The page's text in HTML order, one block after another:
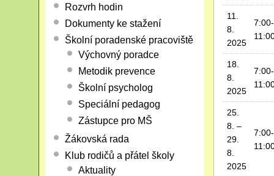
11.
8.
2025
7:00-
18.
8.
2025
7:00-
25.
8. –
29.
8.
2025
7:00-
Rozvrh hodin
Dokumenty ke stažení
Školní poradenské pracoviště
Výchovný poradce
Metodik prevence
Školní psycholog
Speciální pedagog
Zástupce pro MŠ
Žákovská rada
Klub rodičů a přátel školy
Aktuality